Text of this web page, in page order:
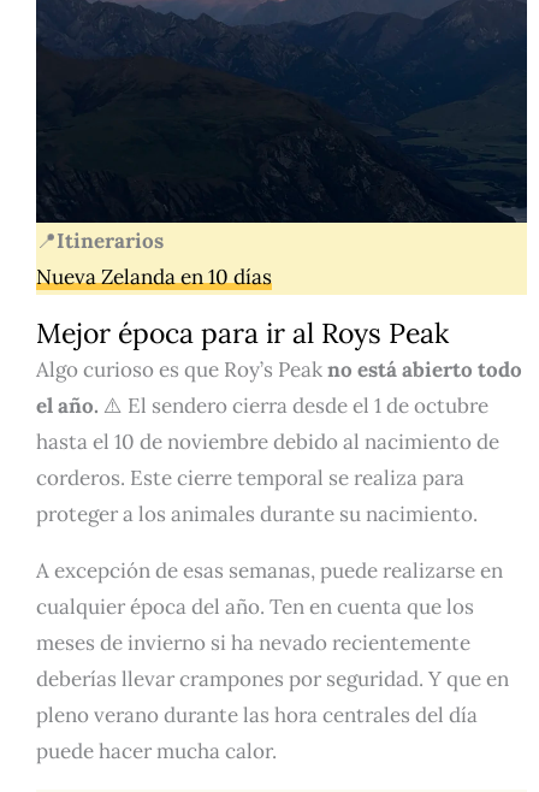
📍Itinerarios
Nueva Zelanda en 10 días
Mejor época para ir al Roys Peak
Algo curioso es que Roy’s Peakno está abierto todo
el año. ⚠️ El sendero cierra desde el 1 de octubre
hasta el 10 de noviembre debido al nacimiento de
corderos. Este cierre temporal se realiza para
proteger a los animales durante su nacimiento.
A excepción de esas semanas, puede realizarse en
cualquier época del año. Ten en cuenta que los
meses de invierno si ha nevado recientemente
deberías llevar crampones por seguridad. Y que en
pleno verano durante las hora centrales del día
puede hacer mucha calor.